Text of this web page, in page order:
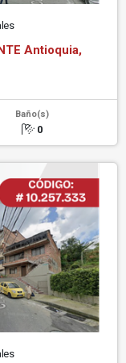
Antioquia,
Baño(s)
0